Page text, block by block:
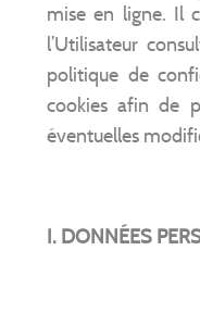
mise en ligne. Il
l’Utilisateur
politique de
cookies afin de
éventuelles
I. DONNÉES